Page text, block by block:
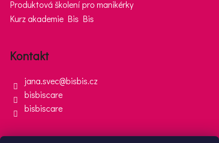
Produktová školení pro manikérky
Kurz akademie Bis Bis
Kontakt
jana.svec@bisbis.cz
bisbiscare
bisbiscare